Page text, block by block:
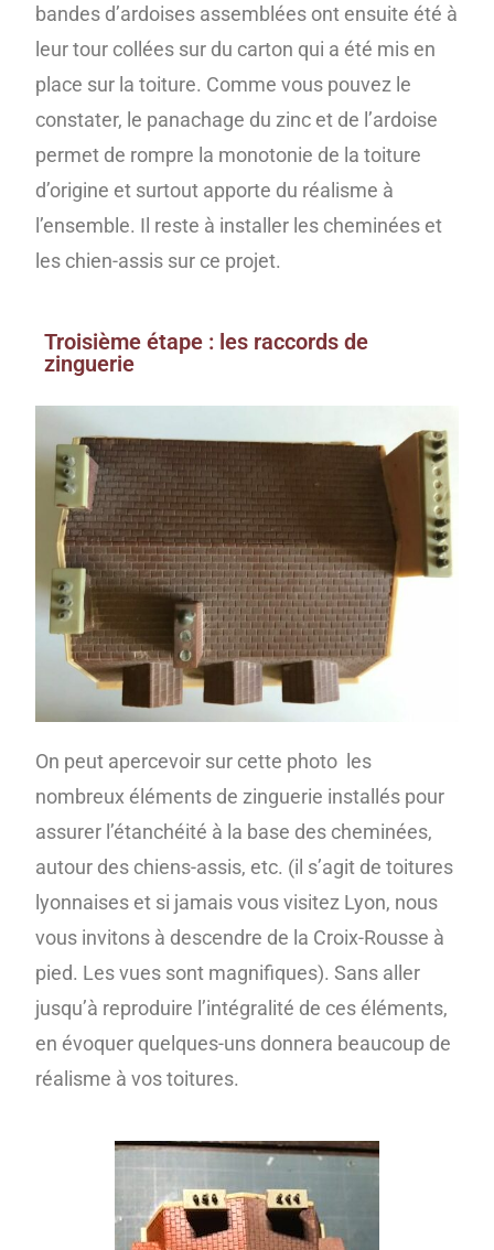
bandes d’ardoises assemblées ont ensuite été à
leur tour collées sur du carton qui a été mis en
place sur la toiture. Comme vous pouvez le
constater, le panachage du zinc et de l’ardoise
permet de rompre la monotonie de la toiture
d’origine et surtout apporte du réalisme à
l’ensemble. Il reste à installer les cheminées et
les chien-assis sur ce projet.
Troisième étape : les raccords de
zinguerie
On peut apercevoir sur cette photo les
nombreux éléments de zinguerie installés pour
assurer l’étanchéité à la base des cheminées,
autour des chiens-assis, etc. (il s’agit de toitures
lyonnaises et si jamais vous visitez Lyon, nous
vous invitons à descendre de la Croix-Rousse à
pied. Les vues sont magnifiques). Sans aller
jusqu’à reproduire l’intégralité de ces éléments,
en évoquer quelques-uns donnera beaucoup de
réalisme à vos toitures.